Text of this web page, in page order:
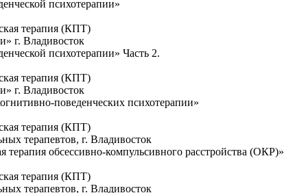
психотерапии»
терапия (КПТ)
г. Владивосток
психотерапии» Часть 2.
терапия (КПТ)
г. Владивосток
поведенческих психотерапии»
терапия (КПТ)
терапевтов, г. Владивосток
терапия обсессивно-компульсивного расстройства (ОКР)»
терапия (КПТ)
терапевтов, г. Владивосток